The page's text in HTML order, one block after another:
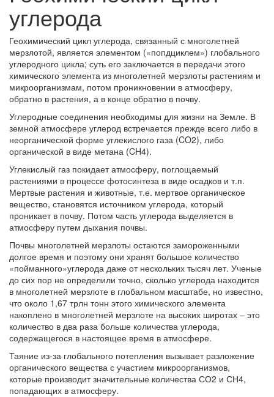
углерода
Геохимический цикл углерода, связанный с многолетней
мерзлотой, является элементом («попдциклем») глобального
углеродного цикла; суть его заключается в передачи этого
химического элемента из многолетней мерзлоты растениям и
микроорганизмам, потом проникновении в атмосферу,
обратно в растения, а в конце обратно в почву.
Углеродные соединения необходимы для жизни на Земле. В
земной атмосфере углерод встречается прежде всего либо в
неорганической форме углекислого газа (CO2), либо
органической в виде метана (CH4).
Углекислый газ покидает атмосферу, поглощаемый
растениями в процессе фотосинтеза в виде осадков и т.п.
Мертвые растения и животные, т.е. мертвое органическое
вещество, становятся источником углерода, который
проникает в почву. Потом часть углерода выделяется в
атмосферу путем дыхания почвы.
Почвы многолетней мерзлоты остаются замороженными
долгое время и поэтому они хранят большое количество
«пойманного»углерода даже от нескольких тысяч лет. Ученые
до сих пор не определили точно, сколько углерода находится
в многолетней мерзлоте в глобальном масштабе, но известно,
что около 1,67 трлн тонн этого химического элемента
накоплено в многолетней мерзлоте на высоких широтах – это
количество в два раза больше количества углерода,
содержащегося в настоящее время в атмосфере.
Таяние из-за глобального потепления вызывает разложение
органического вещества с участием микроорганизмов,
которые производит значительные количества СО2 и СН4,
попадающих в атмосферу.